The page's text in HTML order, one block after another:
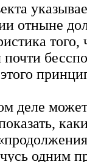
отныне
деле
одним